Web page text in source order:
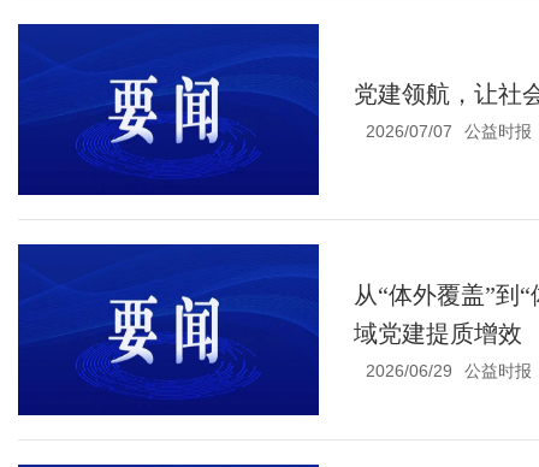
党建领航，让社
2026/07/07 公益时报
从“体外覆盖”到
域党建提质增效
2026/06/29 公益时报